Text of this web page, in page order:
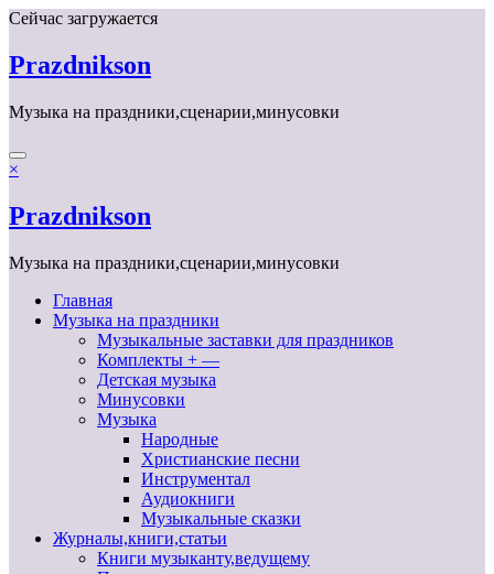
Перейти
содержимому
Сейчас загружается
Prazdnikson
Музыка на праздники,сценарии,минусовки
×
Prazdnikson
Музыка на праздники,сценарии,минусовки
Главная
Музыка на праздники
Музыкальные заставки для праздников
Комплекты + —
Детская музыка
Минусовки
Музыка
Народные
Христианские песни
Инструментал
Аудиокниги
Музыкальные сказки
Журналы,книги,статьи
Книги музыканту,ведущему